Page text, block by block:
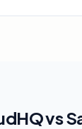
vs